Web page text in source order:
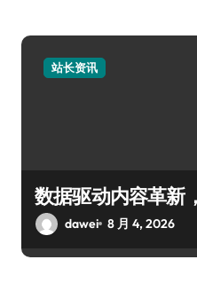
站长资讯
数据驱动内容革新
dawei 8 月 4, 2026